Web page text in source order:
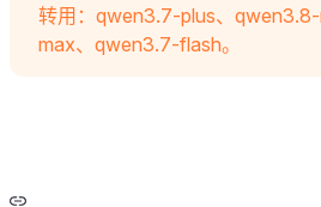
转用：qwen3.7-plus、
max、qwen3.7-flash。